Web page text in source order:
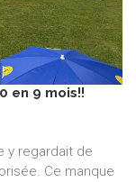
en 9 mois!!
y regardait de
Ce manque